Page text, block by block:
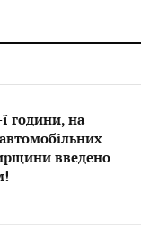
години, на
введено